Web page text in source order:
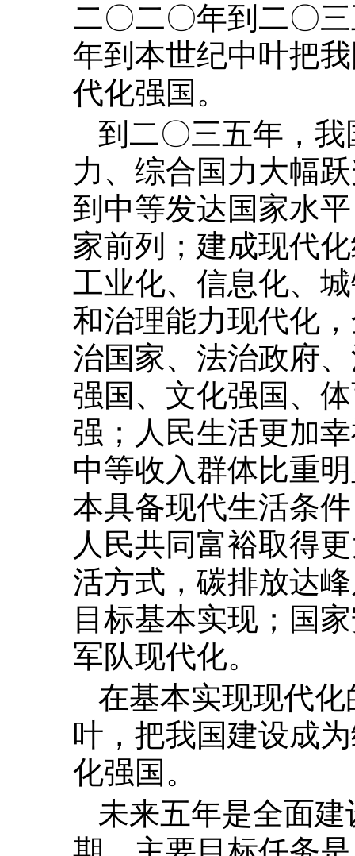
二〇二〇年到二〇
年到本世纪中叶把
代化强国。
到二〇三五年，
力、综合国力大幅
到中等发达国家水
家前列；建成现代
工业化、信息化、
和治理能力现代化
治国家、法治政府
强国、文化强国、
强；人民生活更加
中等收入群体比重
本具备现代生活条
人民共同富裕取得
活方式，碳排放达
目标基本实现；国
军队现代化。
在基本实现现代
叶，把我国建设成
化强国。
未来五年是全面